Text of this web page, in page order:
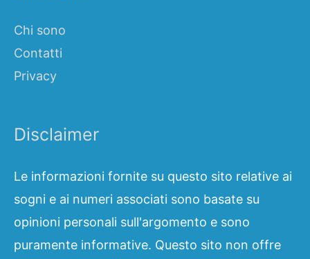
Chi sono
Contatti
Privacy
Disclaimer
Le informazioni fornite su questo sito relative ai
sogni e ai numeri associati sono basate su
opinioni personali sull'argomento e sono
puramente informative. Questo sito non offre